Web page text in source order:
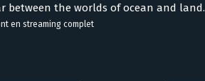
between the worlds of ocean and land.
en streaming complet